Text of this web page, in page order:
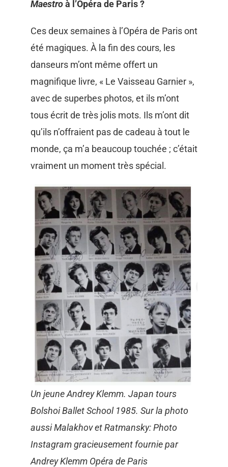
Maestroà l’Opéra de Paris ?
Ces deux semaines à l’Opéra de Paris ont
été magiques. À la fin des cours, les
danseurs m’ont même offert un
magnifique livre, « Le Vaisseau Garnier »,
avec de superbes photos, et ils m’ont
tous écrit de très jolis mots. Ils m’ont dit
qu’ils n’offraient pas de cadeau à tout le
monde, ça m’a beaucoup touchée ; c’était
vraiment un moment très spécial.
Un jeune Andrey Klemm. Japan tours
Bolshoi Ballet School 1985. Sur la photo
aussi Malakhov et Ratmansky: Photo
Instagram gracieusement fournie par
Andrey Klemm Opéra de Paris